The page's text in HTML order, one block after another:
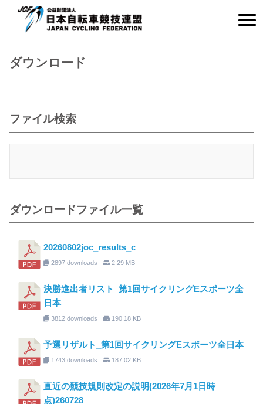
ダウンロード
ファイル検索
ダウンロードファイル一覧
20260802joc_results_c
2897 downloads 2.29 MB
決勝進出者リスト_第1回サイクリングEスポーツ全
日本
3812 downloads 190.18 KB
予選リザルト_第1回サイクリングEスポーツ全日本
1743 downloads 187.02 KB
直近の競技規則改定の説明(2026年7月1日時
点)260728